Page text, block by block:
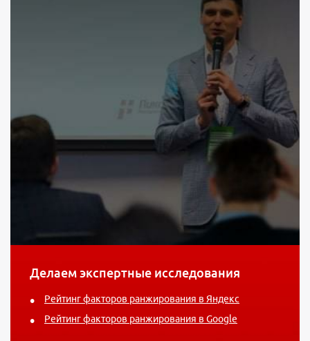
Делаем экспертные исследования
Рейтинг факторов ранжирования в Яндекс
Рейтинг факторов ранжирования в Google